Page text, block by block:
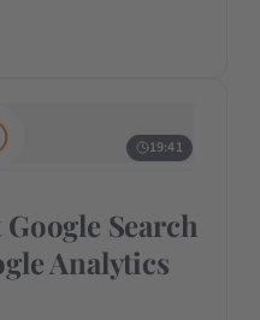
19:41
Search
Analytics